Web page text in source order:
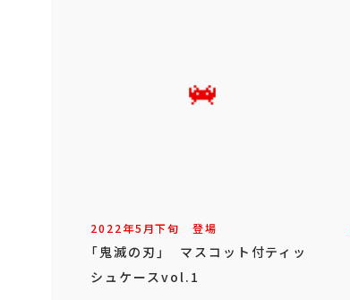
2022年5月下旬 登場
「鬼滅の刃」 マスコット付ティッ
シュケースvol.1